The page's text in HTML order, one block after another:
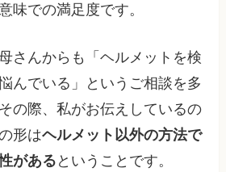
味での満足度です。
さんからも「ヘルメットを検
んでいる」というご相談を多
の際、私がお伝えしているの
形はヘルメット以外の方法で
がある ということです。